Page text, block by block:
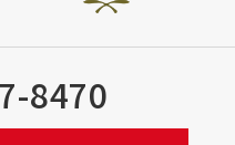
8470